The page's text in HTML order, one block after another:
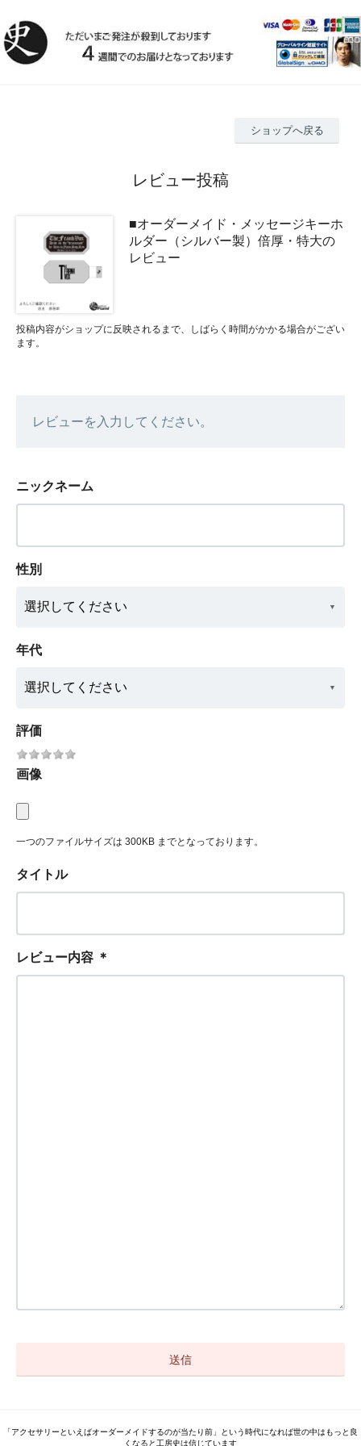
ショップへ戻る
レビュー投稿
■オーダーメイド・メッセージキーホ
ルダー（シルバー製）倍厚・特大の
レビュー
投稿内容がショップに反映されるまで、しばらく時間がかかる場合がござい
ます。
レビューを入力してください。
ニックネーム
性別
年代
評価
画像
一つのファイルサイズは 300KB までとなっております。
タイトル
レビュー内容 ＊
「アクセサリーといえばオーダーメイドするのが当たり前」という時代になれば世の中はもっと良
くなると工房史は信じています